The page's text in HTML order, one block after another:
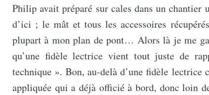
Philip avait préparé sur cales dans un chantier
d’ici ; le mât et tous les accessoires
plupart à mon plan de pont… Alors là je me
qu’une fidèle lectrice vient tout juste de
technique ». Bon, au-delà d’une fidèle lectrice
appliquée qui a déjà officié à bord, donc loin